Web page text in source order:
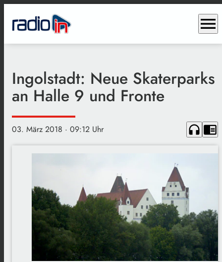
menu
Ingolstadt: Neue Skaterparks
an Halle 9 und Fronte
03. März 2018 · 09:12 Uhr headphones chrome_reader_mode